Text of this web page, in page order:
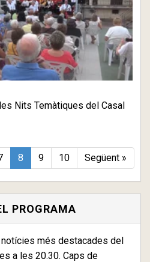
Nits Temàtiques del Casal
8 9 10 Següent »
PROGRAMA
més destacades del
a les 20.30. Caps de